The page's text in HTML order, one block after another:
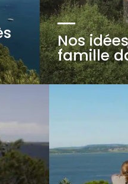
Nos
famille